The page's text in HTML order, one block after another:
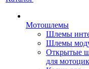
Мотошлемы
Шлемы
Шлемы
Открытые
для